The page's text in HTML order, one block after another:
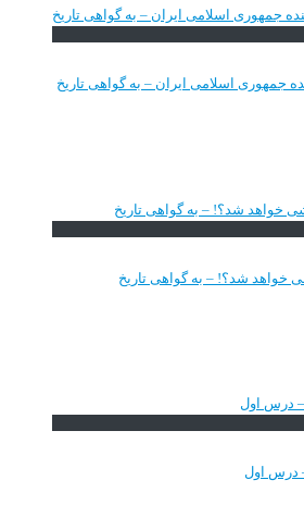
جمهوری اسلامی ایران – به گواهی تاریخ
خواهد شد؟! – به گواهی تاریخ
درس اول